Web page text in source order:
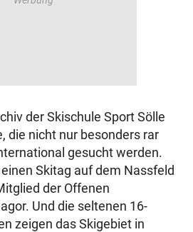
der Skischule Sport Sölle
die nicht nur besonders rar
gesucht werden.
Skitag auf dem Nassfeld
der Offenen
Und die seltenen 16-
zeigen das Skigebiet in